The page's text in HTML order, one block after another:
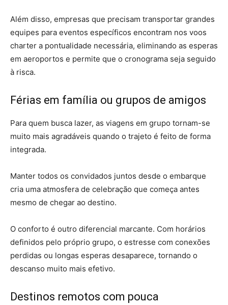
Além disso, empresas que precisam transportar grandes
equipes para eventos específicos encontram nos voos
charter a pontualidade necessária, eliminando as esperas
em aeroportos e permite que o cronograma seja seguido
à risca.
Férias em família ou grupos de amigos
Para quem busca lazer, as viagens em grupo tornam-se
muito mais agradáveis quando o trajeto é feito de forma
integrada.
Manter todos os convidados juntos desde o embarque
cria uma atmosfera de celebração que começa antes
mesmo de chegar ao destino.
O conforto é outro diferencial marcante. Com horários
definidos pelo próprio grupo, o estresse com conexões
perdidas ou longas esperas desaparece, tornando o
descanso muito mais efetivo.
Destinos remotos com pouca